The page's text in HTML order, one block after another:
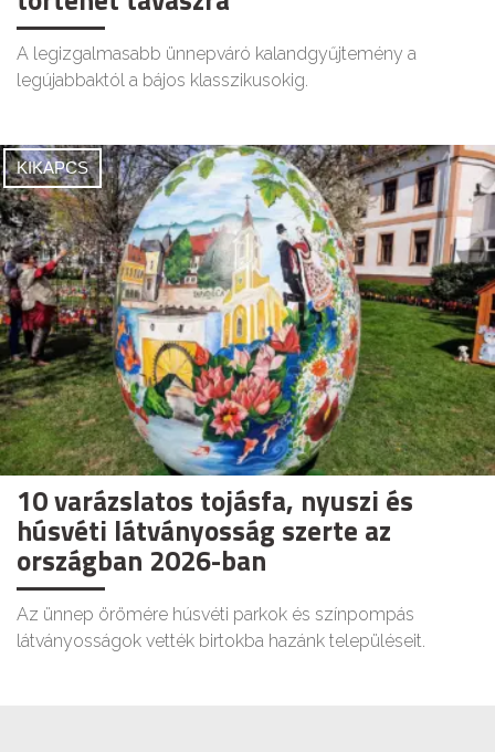
A legizgalmasabb ünnepváró kalandgyűjtemény a
legújabbaktól a bájos klasszikusokig.
KIKAPCS
10 varázslatos tojásfa, nyuszi és
húsvéti látványosság szerte az
országban 2026-ban
Az ünnep örömére húsvéti parkok és színpompás
látványosságok vették birtokba hazánk településeit.